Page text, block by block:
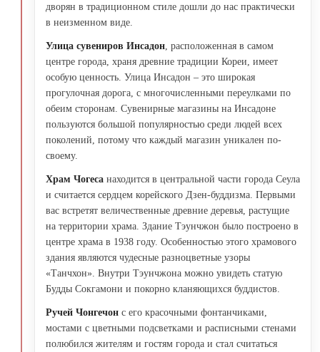
дворян в традиционном стиле дошли до нас практически
в неизменном виде.
Улица сувениров Инсадон , расположенная в самом
центре города, храня древние традиции Кореи, имеет
особую ценность. Улица Инсадон – это широкая
прогулочная дорога, с многочисленными переулками по
обеим сторонам. Сувенирные магазины на Инсадоне
пользуются большой популярностью среди людей всех
поколений, потому что каждый магазин уникален по-
своему.
Храм Чогеса находится в центральной части города Сеула
и считается сердцем корейского Дзен-буддизма. Первыми
вас встретят величественные древние деревья, растущие
на территории храма. Здание Тэунчжон было построено в
центре храма в 1938 году. Особенностью этого храмового
здания являются чудесные разноцветные узоры
«Танчхон». Внутри Тэунчжона можно увидеть статую
Будды Сокгамони и покорно кланяющихся буддистов.
Ручей Чонгечон с его красочными фонтанчиками,
мостами с цветными подсветками и расписными стенами
полюбился жителям и гостям города и стал считаться